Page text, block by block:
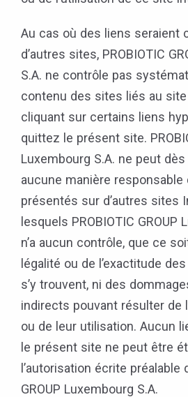
Au cas où des liens seraient
d’autres sites, PROBIOTIC
S.A. ne contrôle pas
contenu des sites liés au
cliquant sur certains liens
quittez le présent site.
Luxembourg S.A. ne peut
aucune manière
présentés sur d’autres sites
lesquels PROBIOTIC GROUP
n’a aucun contrôle, que ce
légalité ou de l’exactitude
s’y trouvent, ni des
indirects pouvant résulter de
ou de leur utilisation. Aucun
le présent site ne peut être
l’autorisation écrite préalable
GROUP Luxembourg S.A.